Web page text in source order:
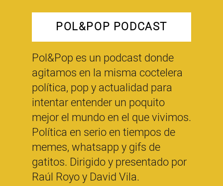
POL&POP PODCAST
Pol&Pop es un podcast donde
agitamos en la misma coctelera
política, pop y actualidad para
intentar entender un poquito
mejor el mundo en el que vivimos.
Política en serio en tiempos de
memes, whatsapp y gifs de
gatitos. Dirigido y presentado por
Raúl Royo y David Vila.